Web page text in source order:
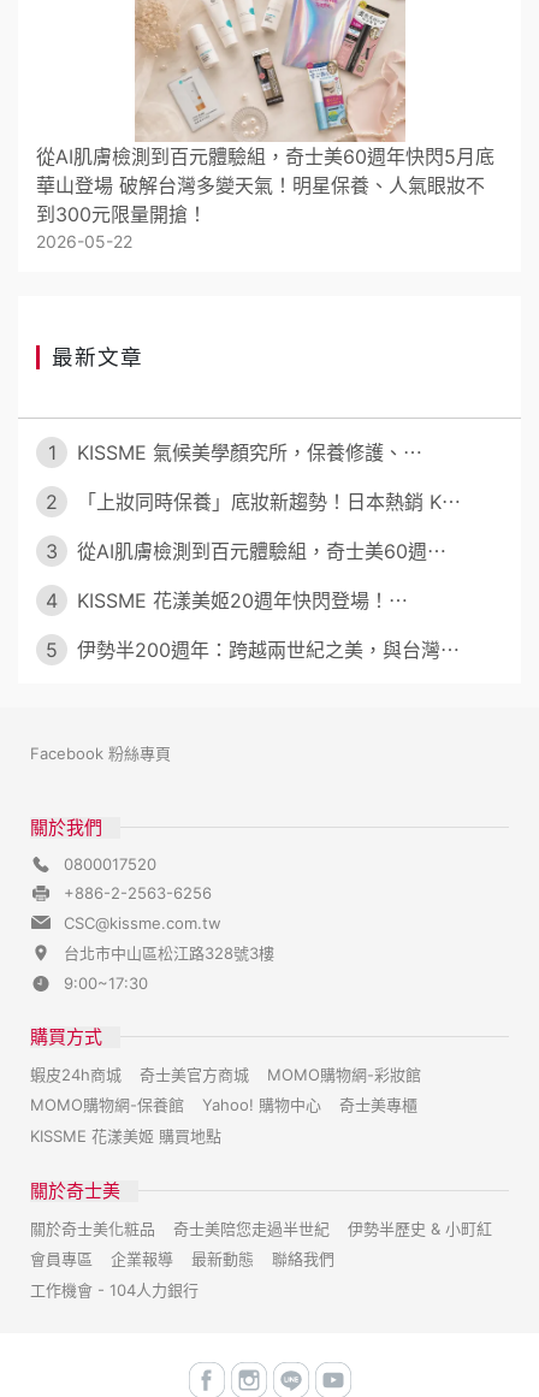
從AI肌膚檢測到百元體驗組，奇士美60週年快閃5月底
華山登場 破解台灣多變天氣！明星保養、人氣眼妝不
到300元限量開搶！
2026-05-22
最新文章
1 KISSME 氣候美學顏究所，保養修護、⋯
2 「上妝同時保養」底妝新趨勢！日本熱銷 K⋯
3 從AI肌膚檢測到百元體驗組，奇士美60週⋯
4 KISSME 花漾美姬20週年快閃登場！⋯
5 伊勢半200週年：跨越兩世紀之美，與台灣⋯
關於我們
0800017520
+886-2-2563-6256
CSC@kissme.com.tw
台北市中山區松江路328號3樓
9:00~17:30
購買方式
蝦皮24h商城 奇士美官方商城
MOMO購物網-彩妝館
MOMO購物網-保養館
Yahoo! 購物中心
奇士美專櫃
KISSME 花漾美姬 購買地點
關於奇士美
關於奇士美化粧品 奇士美陪您走過半世紀
伊勢半歷史 & 小町紅
會員專區
企業報導 最新動態
聯絡我們
工作機會 - 104人力銀行
Facebook 粉絲專頁